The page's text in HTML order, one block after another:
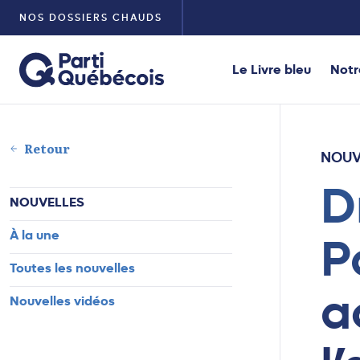
NOS DOSSIERS CHAUDS
Le Livre bleu
Retour
NOUVELLES
À la une
Toutes les nouvelles
Nouvelles vidéos